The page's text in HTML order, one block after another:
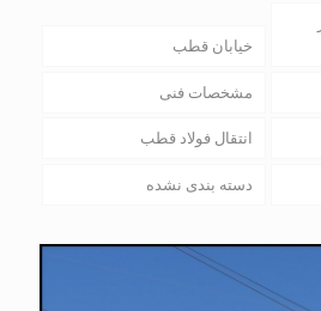
خیابان قطب
مشخصات فنی
انتقال فولاد قطب
دسته بندی نشده